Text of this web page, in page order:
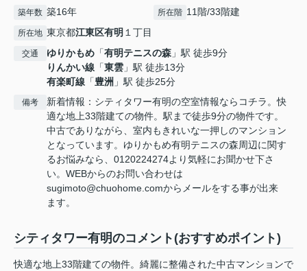
築年数 築16年 所在階 11階/33階建
所在地 東京都江東区有明 １丁目
交通 ゆりかもめ 「有明テニスの森 」駅 徒歩9分
りんかい線 「東雲 」駅 徒歩13分
有楽町線 「豊洲 」駅 徒歩25分
備考
新着情報：シティタワー有明の空室情報ならコチラ。快
適な地上33階建ての物件。駅まで徒歩9分の物件です。
中古でありながら、室内もきれいな一押しのマンション
となっています。ゆりかもめ有明テニスの森周辺に関す
るお悩みなら、0120224274より気軽にお聞かせ下さ
い。WEBからのお問い合わせは
sugimoto@chuohome.comからメールをする事が出来
ます。
シティタワー有明のコメント(おすすめポイント)
快適な地上33階建ての物件。綺麗に整備された中古マンションで